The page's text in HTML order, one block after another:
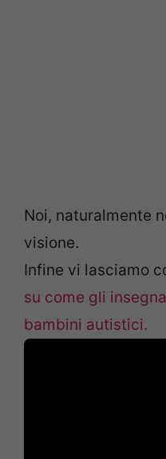
Noi, naturalmente
visione.
Infine vi lasciamo
su come gli
bambini autistici.